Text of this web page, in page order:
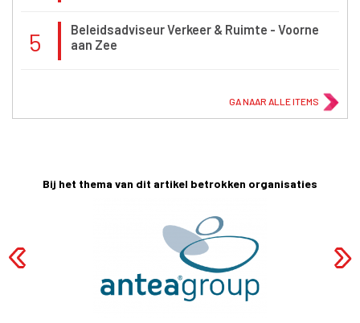
5
Beleidsadviseur Verkeer & Ruimte - Voorne
aan Zee
GA NAAR ALLE ITEMS
Bij het thema van dit artikel betrokken organisaties